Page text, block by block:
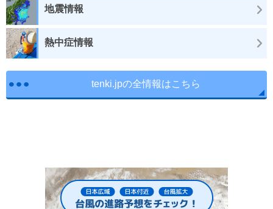
地震情報
熱中症情報
tenki.jpの全情報はこちら